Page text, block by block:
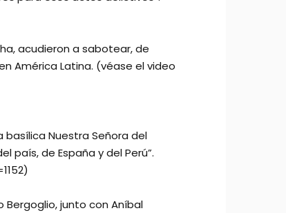
acudieron a sabotear, de
América Latina. (véase el video
basílica Nuestra Señora del
de España y del Perú”.
Bergoglio, junto con Aníbal